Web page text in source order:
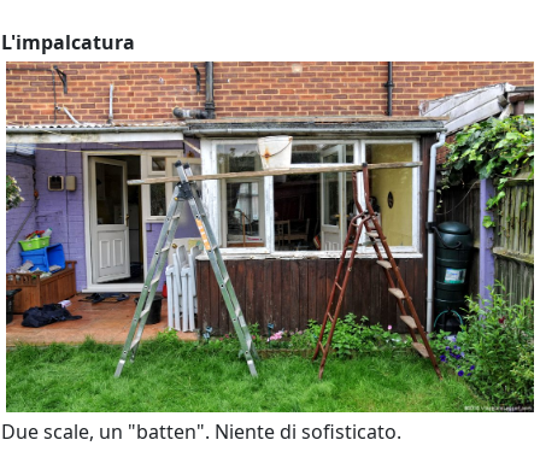
L'impalcatura
Due scale, un "batten". Niente di sofisticato.